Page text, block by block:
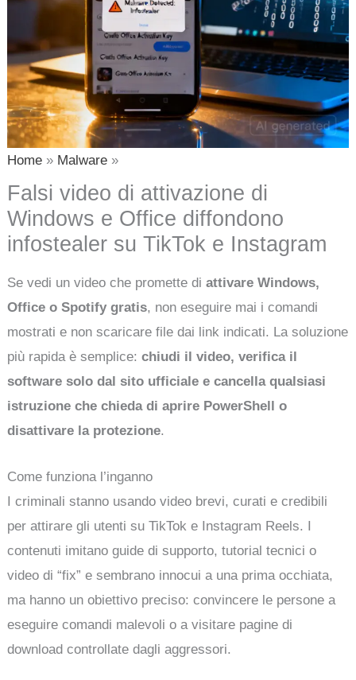
Home Malware
Falsi video di attivazione di
Windows e Office diffondono
infostealer su TikTok e Instagram
Se vedi un video che promette diattivare Windows,
Office o Spotify gratis, non eseguire mai i comandi
mostrati e non scaricare file dai link indicati. La soluzione
più rapida è semplice:chiudi il video, verifica il
software solo dal sito ufficiale e cancella qualsiasi
istruzione che chieda di aprire PowerShell o
disattivare la protezione.
Come funziona l’inganno
I criminali stanno usando video brevi, curati e credibili
per attirare gli utenti su TikTok e Instagram Reels. I
contenuti imitano guide di supporto, tutorial tecnici o
video di “fix” e sembrano innocui a una prima occhiata,
ma hanno un obiettivo preciso: convincere le persone a
eseguire comandi malevoli o a visitare pagine di
download controllate dagli aggressori.